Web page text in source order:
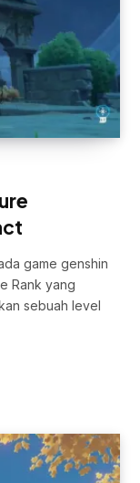
game genshin
Rank yang
sebuah level